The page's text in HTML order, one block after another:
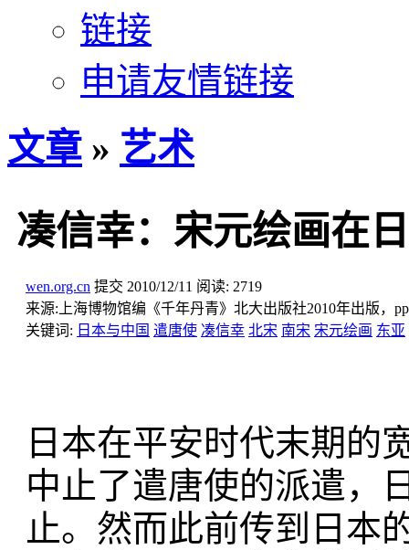
链接
申请友情链接
文章 » 艺术
凑信幸：宋元绘画在
wen.org.cn 提交 2010/12/11 阅读: 2719
来源: 上海博物馆编《千年丹青》北大出版社2010年出版，
关键词: 日本与中国 遣唐使 凑信幸 北宋 南宋 宋元绘画 东亚
日本在平安时代末期的
中止了遣唐使的派遣，
止。然而此前传到日本